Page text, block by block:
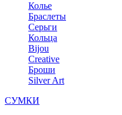
Колье
Браслеты
Серьги
Кольца
Bijou
Сreative
Броши
Silver Art
СУМКИ